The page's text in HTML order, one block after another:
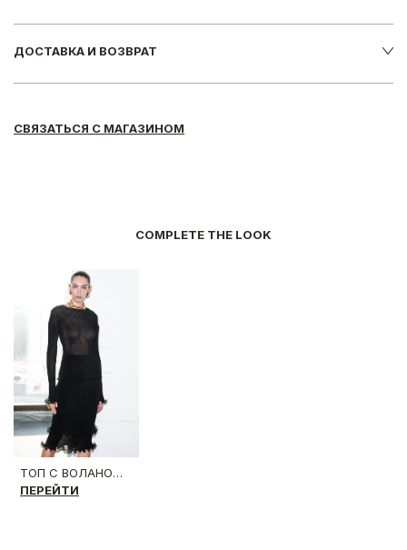
ДОСТАВКА И ВОЗВРАТ
СВЯЗАТЬСЯ С МАГАЗИНОМ
COMPLETE THE LOOK
ТОП С ВОЛАНОМ SIMONA BLACK
ПЕРЕЙТИ